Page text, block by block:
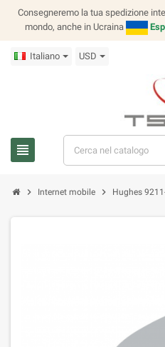
Consegneremo la tua spedizione
mondo, anche in Ucraina
Italiano USD
view_headline
chevron_right Internet mobile chevron_right Hughes